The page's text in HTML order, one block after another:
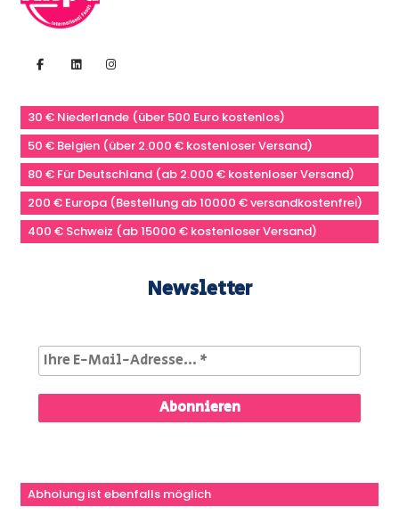
30 € Niederlande (über 500 Euro kostenlos)
50 € Belgien (über 2.000 € kostenloser Versand)
80 € Für Deutschland (ab 2.000 € kostenloser Versand)
200 € Europa (Bestellung ab 10000 € versandkostenfrei)
400 € Schweiz (ab 15000 € kostenloser Versand)
Newsletter
Abholung ist ebenfalls möglich